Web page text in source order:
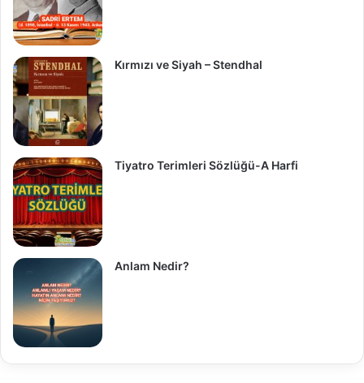
Kırmızı ve Siyah – Stendhal
Tiyatro Terimleri Sözlüğü-A Harfi
Anlam Nedir?